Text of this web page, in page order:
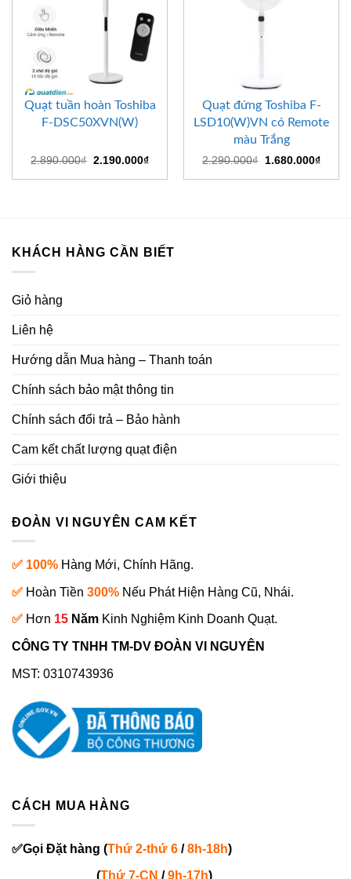
Quạt tuần hoàn Toshiba
F-DSC50XVN(W)
2.890.000₫ Giá
là:
2.190.000₫Giá
tại
Quạt đứng Toshiba F-
LSD10(W)VN có Remote
màu Trắng
2.290.000₫
Giá
là:
1.680.000₫Giá
tại
KHÁCH HÀNG CẦN BIẾT
Giỏ hàng
Liên hệ
Hướng dẫn Mua hàng – Thanh toán
Chính sách bảo mật thông tin
Chính sách đổi trả – Bảo hành
Cam kết chất lượng quạt điện
Giới thiệu
ĐOÀN VI NGUYÊN CAM KẾT
✅ 100% Hàng Mới, Chính Hãng.
✅ Hoàn Tiền 300% Nếu Phát Hiện Hàng Cũ, Nhái.
✅ Hơn 15 Năm Kinh Nghiệm Kinh Doanh Quạt.
CÔNG TY TNHH TM-DV ĐOÀN VI NGUYÊN
MST: 0310743936
CÁCH MUA HÀNG
✅Gọi Đặt hàng (Thứ 2-thứ 6 /8h-18h)
(Thứ 7-CN /9h-17h)